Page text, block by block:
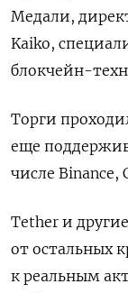
Медали,
Kaiko,
блокчейн-
Торги
еще
числе Binance,
Tether и
от остальных
к реальным